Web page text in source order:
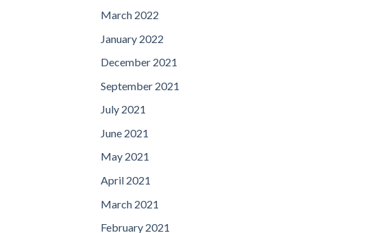
March 2022
January 2022
December 2021
September 2021
July 2021
June 2021
May 2021
April 2021
March 2021
February 2021